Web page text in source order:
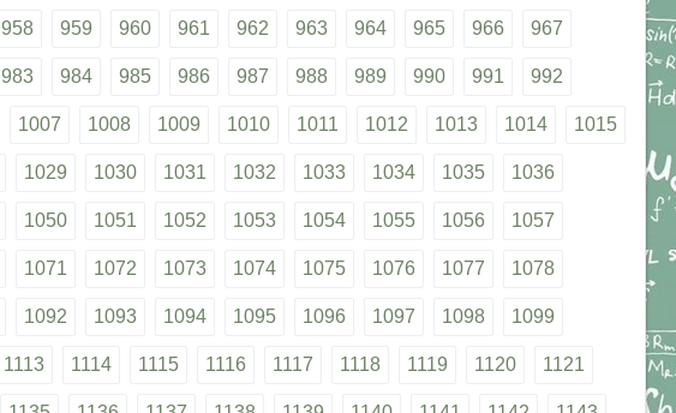
958 959 960 961 962 963 964 965 966 967
983 984 985 986 987 988 989 990 991 992
1007 1008 1009 1010 1011 1012 1013 1014 1015
1029 1030 1031 1032 1033 1034 1035 1036
1050 1051 1052 1053 1054 1055 1056 1057
1071 1072 1073 1074 1075 1076 1077 1078
1092 1093 1094 1095 1096 1097 1098 1099
1113 1114 1115 1116 1117 1118 1119 1120 1121